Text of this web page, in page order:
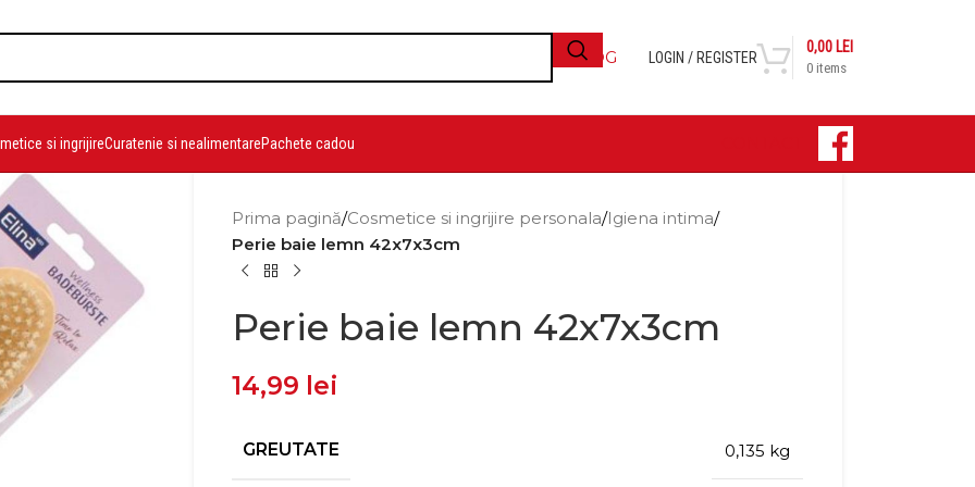
BLOG LOGIN / REGISTER
0 items
0,00 LEI
si ingrijireCuratenie si nealimentarePachete cadou
Prima pagină/Cosmetice si ingrijire personala/Igiena intima/
Perie baie lemn 42x7x3cm
Perie baie lemn 42x7x3cm
14,99 lei
GREUTATE 0,135 kg